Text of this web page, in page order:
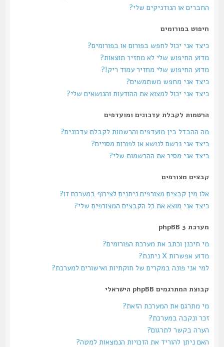
החברים או הנודניקים שלי?
חיפוש בפורומים
כיצד אני יכול לחפש בפורום או בפורומים?
מדוע החיפוש שלי לא מחזיר תוצאות?
מדוע החיפוש שלי מחזיר עמוד ריק!?
כיצד אני מחפש משתמשים?
כיצד אני יכול למצוא את ההודעות והנושאים שלי?
הרשמות לקבלת עדכונים ומועדפים
מה ההבדל בין מועדפים והרשמות לקבלת עדכונים?
כיצד אני נרשם לנושא או לפורום מסויים?
כיצד אני מסיר את ההרשמות שלי?
קבצים מצורפים
אלו מין קבצים מצורפים ניתנים לצירוף במערכת זו?
כיצד אני מוצא את כל הקבצים המצורפים שלי?
מערכת phpBB 3
מי תיכנן וכתב את מערכת הפורומים?
מדוע אפשרות X ניתנת?
למי אני פונה במקרים של חוקתיות ואישורים למערכת?
קבוצת המתרגמים phpBB הישראלי
מי מתרגם את המערכת הזאת?
זכר ונקבה במערכת?
הערה בקשר לתרגום?
האם ניתן להוריד את הזכויות הנמצאות למטה?